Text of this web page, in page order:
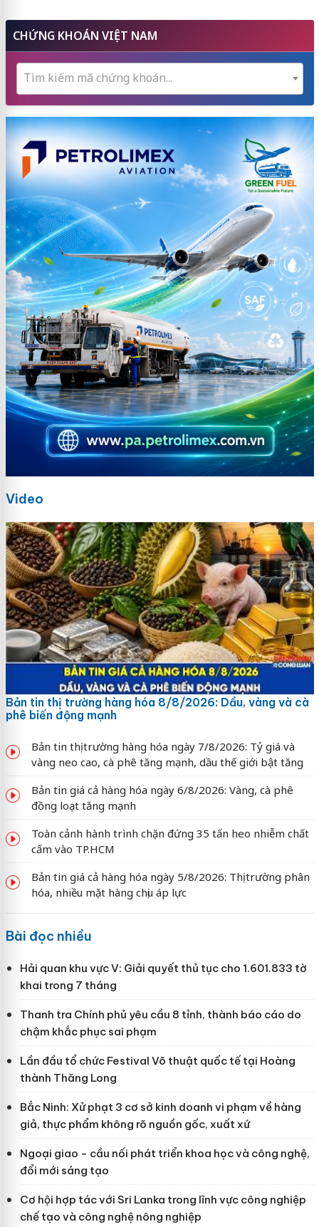
CHỨNG KHOÁN VIỆT NAM
Tìm kiếm mã chứng khoán...
Video
Bản tin thị trường hàng hóa 8/8/2026: Dầu, vàng và cà
phê biến động mạnh
Bản tin thị trường hàng hóa ngày 7/8/2026: Tỷ giá và
vàng neo cao, cà phê tăng mạnh, dầu thế giới bật tăng
Bản tin giá cả hàng hóa ngày 6/8/2026: Vàng, cà phê
đồng loạt tăng mạnh
Toàn cảnh hành trình chặn đứng 35 tấn heo nhiễm chất
cấm vào TP.HCM
Bản tin giá cả hàng hóa ngày 5/8/2026: Thị trường phân
hóa, nhiều mặt hàng chịu áp lực
Bài đọc nhiều
Hải quan khu vực V: Giải quyết thủ tục cho 1.601.833 tờ
khai trong 7 tháng
Thanh tra Chính phủ yêu cầu 8 tỉnh, thành báo cáo do
chậm khắc phục sai phạm
Lần đầu tổ chức Festival Võ thuật quốc tế tại Hoàng
thành Thăng Long
Bắc Ninh: Xử phạt 3 cơ sở kinh doanh vi phạm về hàng
giả, thực phẩm không rõ nguồn gốc, xuất xứ
Ngoại giao - cầu nối phát triển khoa học và công nghệ,
đổi mới sáng tạo
Cơ hội hợp tác với Sri Lanka trong lĩnh vực công nghiệp
chế tạo và công nghệ nông nghiệp